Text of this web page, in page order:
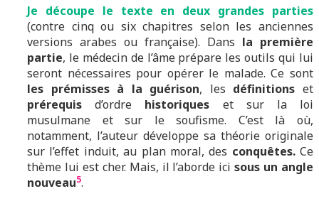
Je découpe le texte en deux grandes parties
(contre cinq ou six chapitres selon les anciennes
versions arabes ou française). Dans la première
partie, le médecin de l’âme prépare les outils qui lui
seront nécessaires pour opérer le malade. Ce sont
les prémisses à la guérison, les définitions et
prérequis d’ordre historiques et sur la loi
musulmane et sur le soufisme. C’est là où,
notamment, l’auteur développe sa théorie originale
sur l’effet induit, au plan moral, des conquêtes.Ce
thème lui est cher. Mais, il l’aborde icisous un angle
nouveau5.